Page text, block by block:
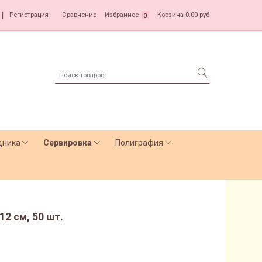
Регистрация Сравнение Избранное 0 Корзина 0.00 руб
Сервировка Полиграфия
см, 50 шт.